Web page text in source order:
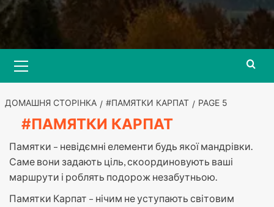
Menu
ДОМАШНЯ СТОРІНКА #ПАМЯТКИ КАРПАТ PAGE 5
#ПАМЯТКИ КАРПАТ
Памятки – невідємні елементи будь якої мандрівки.
Саме вони задають ціль, скоординовують ваші
маршрути і роблять подорож незабутньою.
Памятки Карпат – нічим не уступають світовим